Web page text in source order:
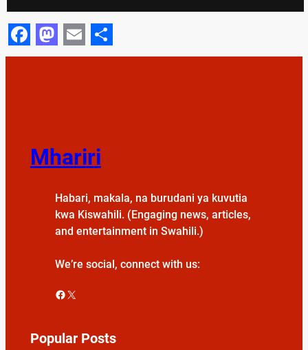
Facebook
Mastodon
EmailShare
Mhariri
Habari, makala, na burudani ya kuvutia
kwa Kiswahili. (Engaging news, articles,
and entertainment in Swahili.)
We’re social, connect with us:
Facebook X
Popular Posts